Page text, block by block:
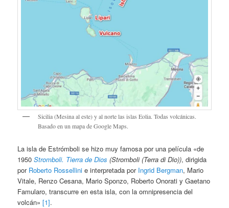
Sicilia (Mesina al este) y al norte las islas Eolia. Todas volcánicas.
Basado en un mapa de Google Maps.
La isla de Estrómboli se hizo muy famosa por una película «de
1950Stromboli. Tierra de Dios (Stromboli (Terra di Dio)), dirigida
por Roberto Rossellini e interpretada por Ingrid Bergman, Mario
Vitale, Renzo Cesana, Mario Sponzo, Roberto Onorati y Gaetano
Famularo, transcurre en esta isla, con la omnipresencia del
volcán»[1].